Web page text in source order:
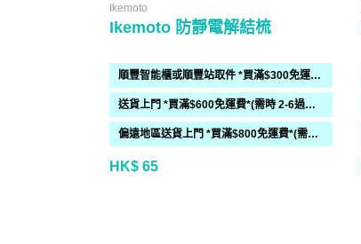
Ikemoto
Ikemoto 防靜電解結梳
順豐智能櫃或順豐站取件 *買滿$300免運費*
送貨上門 *買滿$600免運費*(需時 2-6過工作天)
偏遠地區送貨上門 *買滿$800免運費*(需時 2-6個工作天)
HK$ 65